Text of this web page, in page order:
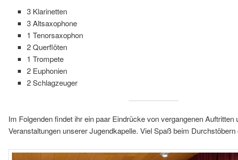
3 Klarinetten
3 Altsaxophone
1 Tenorsaxophon
2 Querflöten
1 Trompete
2 Euphonien
2 Schlagzeuger
Im Folgenden findet ihr ein paar Eindrücke von vergangenen Auftritten
Veranstaltungen unserer Jugendkapelle. Viel Spaß beim Durchstöbern